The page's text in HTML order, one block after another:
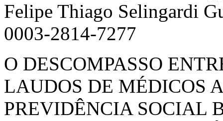
Felipe Thiago Selingardi
0003-2814-7277
O DESCOMPASSO
LAUDOS DE MÉDICOS
PREVIDÊNCIA SOCIAL